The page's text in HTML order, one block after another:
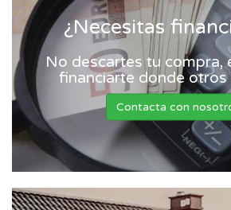
¿Necesitas
No descartes tu compra,
financiarte donde otros
Contacta con